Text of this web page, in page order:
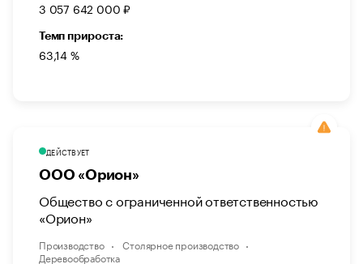
3 057 642 000 ₽
Темп прироста:
63,14 %
ДЕЙСТВУЕТ
ООО «Орион»
Общество с ограниченной ответственностью
«Орион»
Производство
Столярное производство
Деревообработка